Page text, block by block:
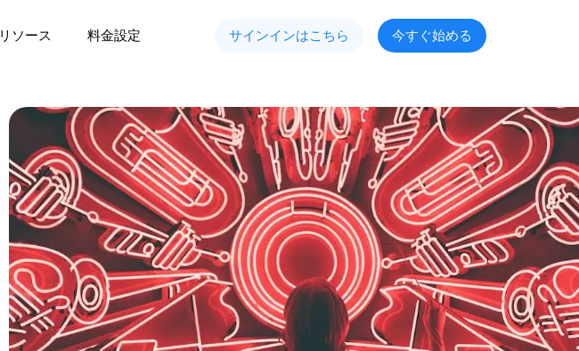
リソース 料金設定
プレイリスト分析
世界中のプレイリストを見つける
ラジオ分析
ラジオPRを強化する
チャート
音楽チャートを分析する
ブランド分析
Spotify
Apple Music
YouTube
Instagram
TikTok
デジタルマーケティング
オーディエンスにリーチする
音楽スーパーバイザー
映画、TV、CMの音楽を探す
音楽業界の今
データ分析の価値を理解する
How Music Charts
最新ブログ記事
機能紹介動画
有効活用法を学ぶ
Make Music Equal
社会的平等への取り組み
Artist Resources
サインインはこちら 今すぐ始める
ラジオ分析
ラジオPRを強化する
チャート
音楽チャートを分析する
ブランド分析
ブランドとコラボレーションする
API Offering
For developers